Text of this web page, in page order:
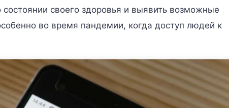
своего здоровья и выявить возможные
во время пандемии, когда доступ людей к